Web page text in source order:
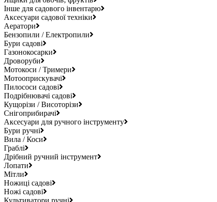
Інше для садового інвентарю
Аксесуари садової техніки
Аератори
Бензопили / Електропили
Бури садові
Газонокосарки
Дроворуби
Мотокоси / Тримери
Мотооприскувачі
Пилососи садові
Подрібнювачі садові
Кущорізи / Висоторізи
Снігоприбирачі
Аксесуари для ручного інструменту
Бури ручні
Вила / Коси
Граблі
Дрібний ручний інструмент
Лопати
Мітли
Ножиці садові
Ножі садові
Культиватори ручні